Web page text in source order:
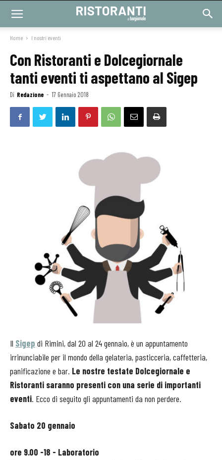
Home I nostri eventi
Con Ristoranti e Dolcegiornale
tanti eventi ti aspettano al Sigep
Di Redazione - 17 Gennaio 2018
Il Sigep di Rimini, dal 20 al 24 gennaio, è un appuntamento
irrinunciabile per il mondo della gelateria, pasticceria, caffetteria,
panificazione e bar. Le nostre testate Dolcegiornale e
Ristoranti saranno presenti con una serie di importanti
eventi. Ecco di seguito gli appuntamenti da non perdere.
Sabato 20 gennaio
ore 9.00 -18 - Laboratorio